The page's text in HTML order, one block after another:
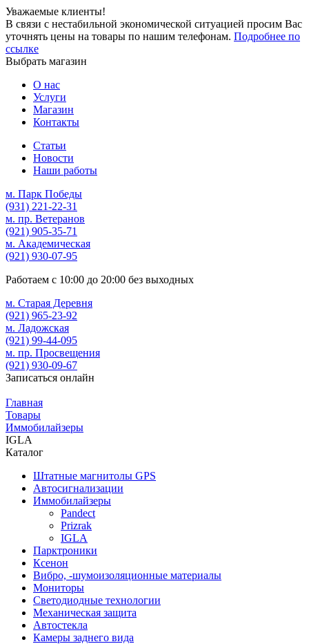
Уважаемые клиенты!
В связи с нестабильной экономической ситуацией просим Вас
уточнять цены на товары по нашим телефонам. Подробнее по
ссылке
Выбрать магазин
О нас
Услуги
Магазин
Контакты
Статьи
Новости
Наши работы
м. Парк Победы
(931) 221-22-31
м. пр. Ветеранов
(921) 905-35-71
м. Академическая
(921) 930-07-95
Работаем с 10:00 до 20:00 без выходных
м. Старая Деревня
(921) 965-23-92
м. Ладожская
(921) 99-44-095
м. пр. Просвещения
(921) 930-09-67
Записаться онлайн
Главная
Товары
Иммобилайзеры
IGLA
Каталог
Штатные магнитолы GPS
Автосигнализации
Иммобилайзеры
Pandect
Prizrak
IGLA
Парктроники
Ксенон
Вибро, -шумоизоляционные материалы
Мониторы
Светодиодные технологии
Механическая защита
Автостекла
Камеры заднего вида